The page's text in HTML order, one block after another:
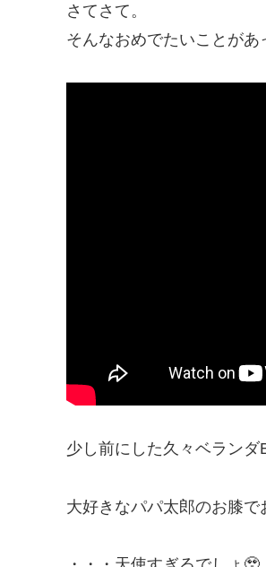
さてさて。
そんなおめでたいことが
少し前にした久々ベラン
大好きなパパ太郎のお膝で